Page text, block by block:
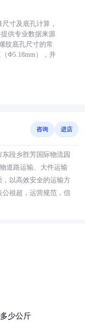
寸及底孔计算，
供专业数据来源
纹底孔尺寸的常
Φ5.18mm），并
咨询 进店
段乡胜芳国际物流园
道路运输、大件运输
以高效安全的运输方
祖超，运营规范，信
少公斤